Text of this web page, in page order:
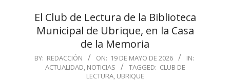
El Club de Lectura de la Biblioteca
Municipal de Ubrique, en la Casa
de la Memoria
2026-
BY: REDACCIÓN ON: 19 DE MAYO DE 2026
IN:
ACTUALIDAD, NOTICIAS TAGGED: CLUB DE
LECTURA, UBRIQUE